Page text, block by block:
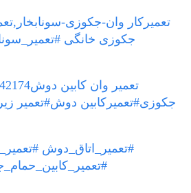
تعمیرکار وان-جکوزی-
جکوزی خانگی
جکوزی#تعمیرکابین دوش#تعمیر
#تعمیر_اتاق_دوش